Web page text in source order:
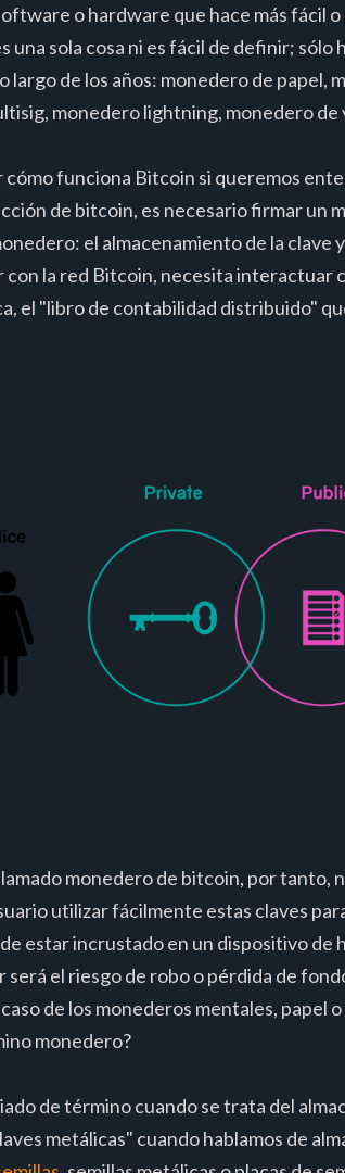
o hardware que hace más fácil
una sola cosa ni es fácil de definir; sólo
largo de los años: monedero de
monedero lightning, monedero de
funciona Bitcoin si queremos
de bitcoin, es necesario firmar un
el almacenamiento de la clave
la red Bitcoin, necesita interactuar
el "libro de contabilidad distribuido"
monedero de bitcoin, por tanto,
utilizar fácilmente estas claves
estar incrustado en un dispositivo de
será el riesgo de robo o pérdida de
de los monederos mentales, papel
monedero?
de término cuando se trata del
metálicas" cuando hablamos de